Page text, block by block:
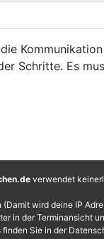
Schritte. Es
verwendet
wird deine IP
in der Terminansicht
finden Sie in der